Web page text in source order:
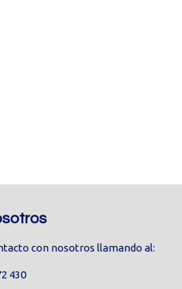
con nosotros llamando al:
430